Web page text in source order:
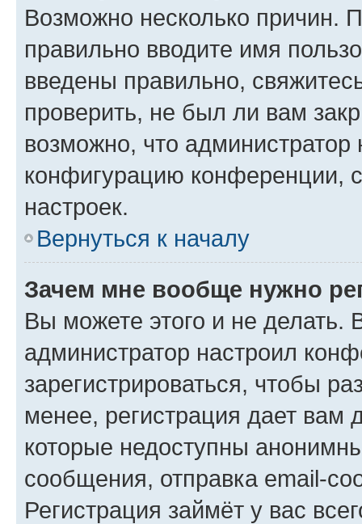
Возможно несколько причин.
правильно вводите имя
введены правильно,
проверить, не был ли вам
возможно, что администратор
конфигурацию конференции,
настроек.
Вернуться к началу
Зачем мне вообще нужно
Вы можете этого и не делать.
администратор настроил
зарегистрироваться, чтобы
менее, регистрация дает вам
которые недоступны
сообщения, отправка email-
Регистрация займёт у вас